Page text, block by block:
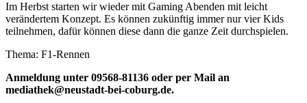
Im Herbst starten wir wieder mit Gaming Abenden mit leicht
verändertem Konzept. Es können zukünftig immer nur vier Kids
teilnehmen, dafür können diese dann die ganze Zeit durchspielen.
Thema: F1-Rennen
Anmeldung unter 09568-81136 oder per Mail an
mediathek@neustadt-bei-coburg.de.